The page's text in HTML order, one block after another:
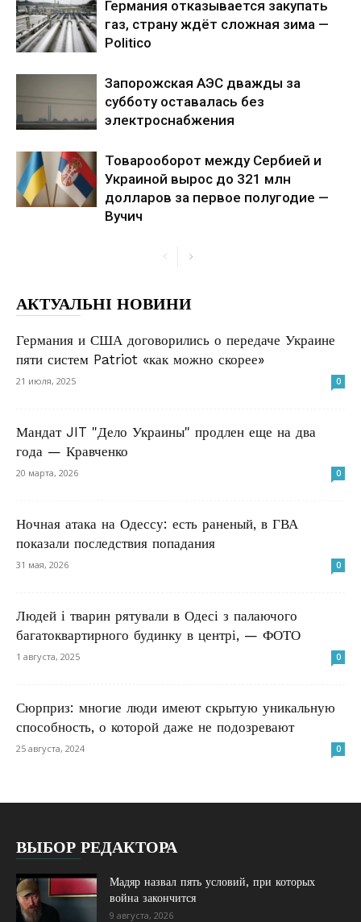
Германия отказывается закупать
газ, страну ждёт сложная зима —
Politico
Запорожская АЭС дважды за
субботу оставалась без
электроснабжения
Товарооборот между Сербией и
Украиной вырос до 321 млн
долларов за первое полугодие —
Вучич
АКТУАЛЬНІ НОВИНИ
Германия и США договорились о передаче Украине
пяти систем Patriot «как можно скорее»
21 июля, 2025 0
Мандат JIT "Дело Украины" продлен еще на два
года — Кравченко
20 марта, 2026 0
Ночная атака на Одессу: есть раненый, в ГВА
показали последствия попадания
31 мая, 2026 0
Людей і тварин рятували в Одесі з палаючого
багатоквартирного будинку в центрі, — ФОТО
1 августа, 2025 0
Сюрприз: многие люди имеют скрытую уникальную
способность, о которой даже не подозревают
25 августа, 2024 0
ВЫБОР РЕДАКТОРА
Мадяр назвал пять условий, при которых
война закончится
9 августа, 2026